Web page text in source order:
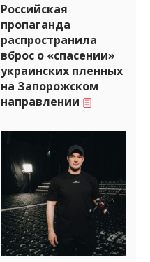
Российская
пропаганда
распространила
вброс о «спасении»
украинских пленных
на Запорожском
направлении